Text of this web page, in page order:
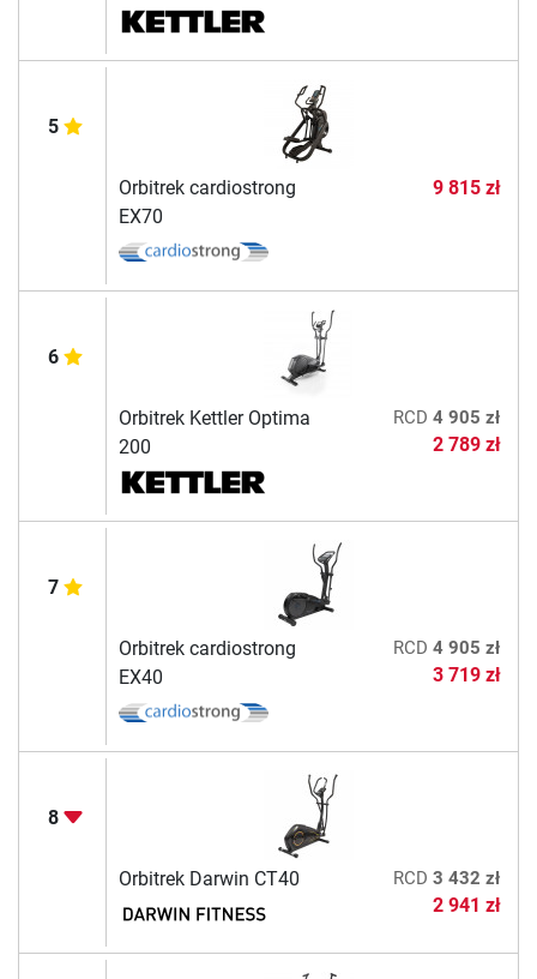
5
Orbitrek cardiostrong
EX70
9 815 zł
6
Orbitrek Kettler Optima
200
RCD 4 905 zł
2 789 zł
7
Orbitrek cardiostrong
EX40
RCD 4 905 zł
3 719 zł
8
Orbitrek Darwin CT40 RCD 3 432 zł
2 941 zł